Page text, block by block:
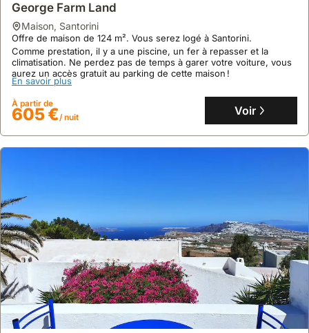
George Farm Land
maison, Santorini
Offre de maison de 124 m². Vous serez logé à Santorini.
Comme prestation, il y a une piscine, un fer à repasser et la
climatisation. Ne perdez pas de temps à garer votre voiture, vous
aurez un accès gratuit au parking de cette maison !
En savoir plus
À partir de
605 €/ nuit Voir